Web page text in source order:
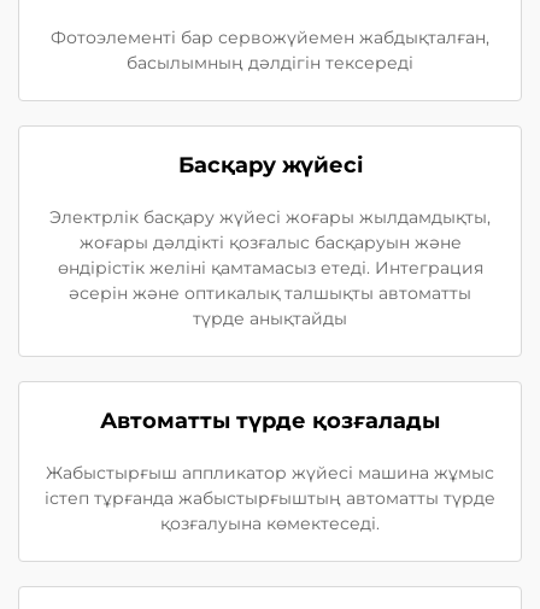
Фотоэлементі бар сервожүйемен жабдықталған,
басылымның дәлдігін тексереді
Басқару жүйесі
Электрлік басқару жүйесі жоғары жылдамдықты,
жоғары дәлдікті қозғалыс басқаруын және
өндірістік желіні қамтамасыз етеді. Интеграция
әсерін және оптикалық талшықты автоматты
түрде анықтайды
Автоматты түрде қозғалады
Жабыстырғыш аппликатор жүйесі машина жұмыс
істеп тұрғанда жабыстырғыштың автоматты түрде
қозғалуына көмектеседі.